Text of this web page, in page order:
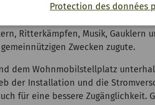
Protection des données
im Rahmen der Heimattage
Ritterkämpfen, Musik, Gauklern
Zwecken zugute.
dem Wohnmobilstellplatz
der Installation und die
für eine bessere Zugänglichkeit.